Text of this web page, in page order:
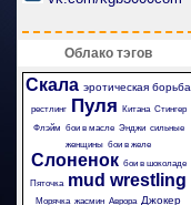
Облако тэгов
Скала эротическая борьба
рестлинг Пуля Китана Стингер
Флэйм бои в масле Энджи сильные
женщины бои в желе
Слоненок бои в шоколаде
Пяточка mud wrestling
Морячка жасмин Аврора Джокер